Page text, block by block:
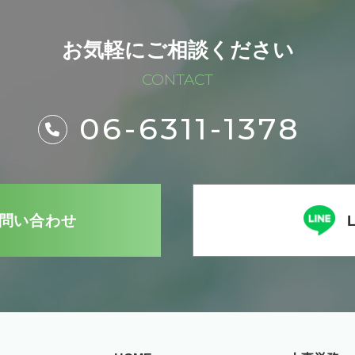
お気軽にご相談ください
CONTACT
06-6311-1378
い合わせ